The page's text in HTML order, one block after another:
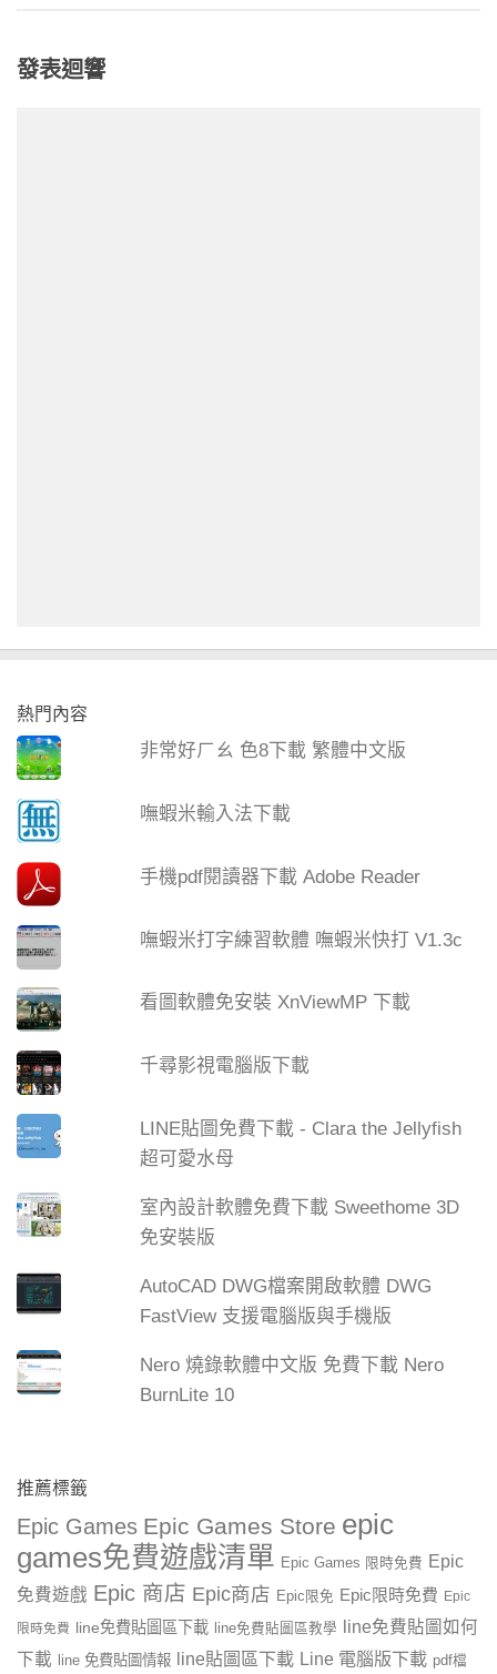
發表迴響
熱門內容
非常好ㄏㄠ 色8下載 繁體中文版
嘸蝦米輸入法下載
手機pdf閱讀器下載 Adobe Reader
嘸蝦米打字練習軟體 嘸蝦米快打 V1.3c
看圖軟體免安裝 XnViewMP 下載
千尋影視電腦版下載
LINE貼圖免費下載 - Clara the Jellyfish
超可愛水母
室內設計軟體免費下載 Sweethome 3D
免安裝版
AutoCAD DWG檔案開啟軟體 DWG
FastView 支援電腦版與手機版
Nero 燒錄軟體中文版 免費下載 Nero
BurnLite 10
推薦標籤
Epic Games Epic Games Store epic
games免費遊戲清單 Epic Games 限時免費 Epic
免費遊戲 Epic 商店 Epic商店 Epic限免 Epic限時免費 Epic
限時免費 line免費貼圖區下載 line免費貼圖區教學
line免費貼圖如何
下載 line 免費貼圖情報 line貼圖區下載 Line 電腦版下載 pdf檔